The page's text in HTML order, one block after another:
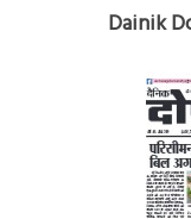
Dainik